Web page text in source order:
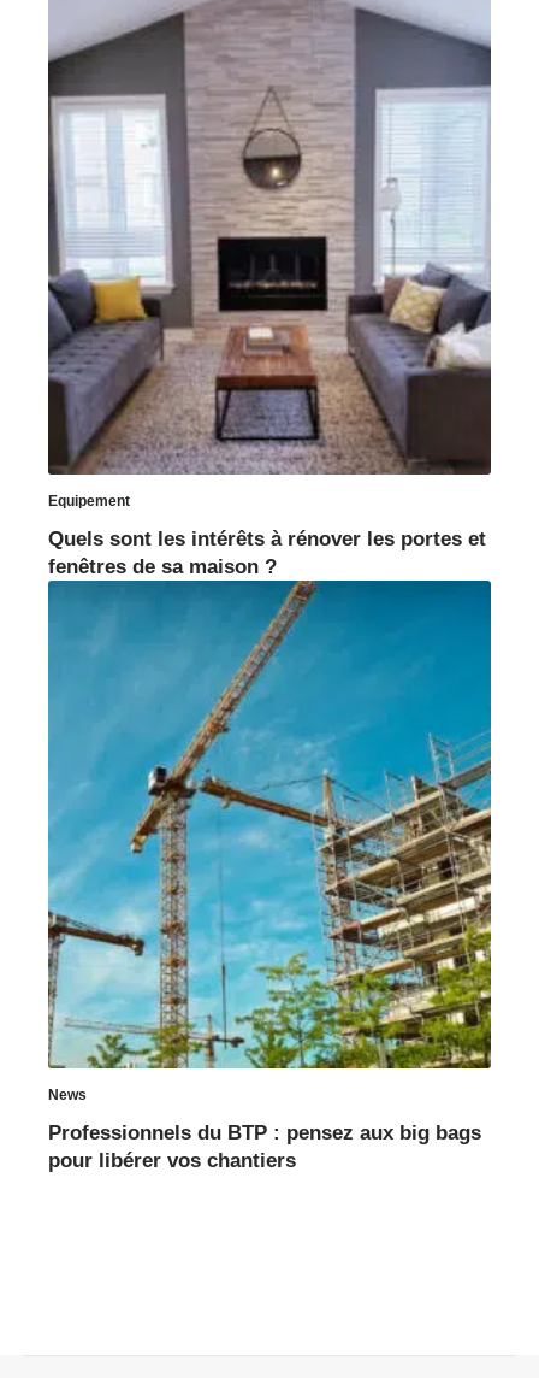
Equipement
Quels sont les intérêts à rénover les portes et
fenêtres de sa maison ?
News
Professionnels du BTP : pensez aux big bags
pour libérer vos chantiers